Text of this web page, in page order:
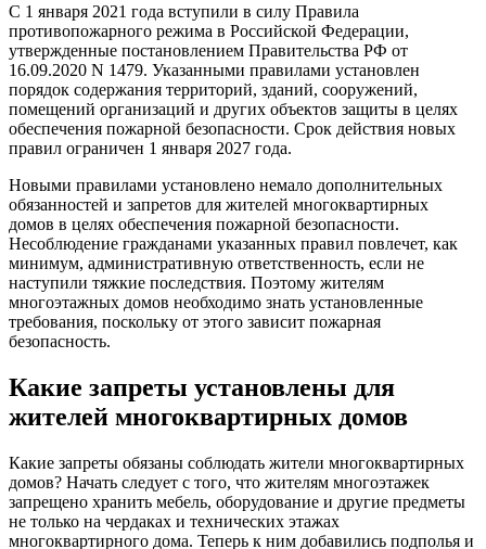
С 1 января 2021 года вступили в силу Правила
противопожарного режима в Российской Федерации,
утвержденные постановлением Правительства РФ от
16.09.2020 N 1479. Указанными правилами установлен
порядок содержания территорий, зданий, сооружений,
помещений организаций и других объектов защиты в целях
обеспечения пожарной безопасности. Срок действия новых
правил ограничен 1 января 2027 года.
Новыми правилами установлено немало дополнительных
обязанностей и запретов для жителей многоквартирных
домов в целях обеспечения пожарной безопасности.
Несоблюдение гражданами указанных правил повлечет, как
минимум, административную ответственность, если не
наступили тяжкие последствия. Поэтому жителям
многоэтажных домов необходимо знать установленные
требования, поскольку от этого зависит пожарная
безопасность.
Какие запреты установлены для
жителей многоквартирных домов
Какие запреты обязаны соблюдать жители многоквартирных
домов? Начать следует с того, что жителям многоэтажек
запрещено хранить мебель, оборудование и другие предметы
не только на чердаках и технических этажах
многоквартирного дома. Теперь к ним добавились подполья и